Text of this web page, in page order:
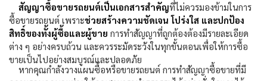
สัญญาซื้อขายรถยนต์เป็นเอกสารสำคัญที่ไม่ควรมองข้ามในการ
ซื้อขายรถยนต์ เพราะช่วยสร้างความชัดเจน โปร่งใส และปกป้อง
สิทธิ์ของทั้งผู้ซื้อและผู้ขาย การทำสัญญาที่ถูกต้องต้องมีรายละเอียด
ต่าง ๆ อย่างครบถ้วน และควรระมัดระวังในทุกขั้นตอนเพื่อให้การซื้อ
ขายเป็นไปอย่างสมบูรณ์และปลอดภัย
หากคุณกำลังวางแผนซื้อหรือขายรถยนต์ การทำสัญญาซื้อขายที่มี